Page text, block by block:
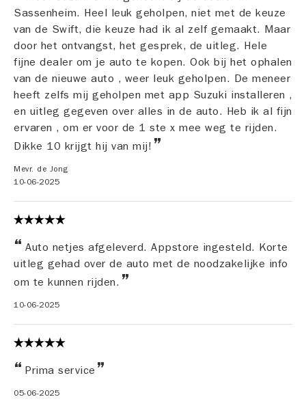
Sassenheim. Heel leuk geholpen, niet met de keuze
van de Swift, die keuze had ik al zelf gemaakt. Maar
door het ontvangst, het gesprek, de uitleg. Hele
fijne dealer om je auto te kopen. Ook bij het ophalen
van de nieuwe auto , weer leuk geholpen. De meneer
heeft zelfs mij geholpen met app Suzuki installeren ,
en uitleg gegeven over alles in de auto. Heb ik al fijn
ervaren , om er voor de 1 ste x mee weg te rijden.
Dikke 10 krijgt hij van mij!
Mevr. de Jong
10-06-2025
Auto netjes afgeleverd. Appstore ingesteld. Korte
uitleg gehad over de auto met de noodzakelijke info
om te kunnen rijden.
10-06-2025
Prima service
05-06-2025